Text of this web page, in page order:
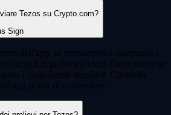
Tezos su Crypto.com?
dell'app, la transazione è istantanea e
scegli di prelevare i tuoi Tezos verso un
i costi di rete standard. Controlla
prima di confermare.